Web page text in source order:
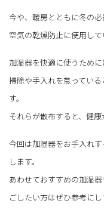
今や、暖房とともに冬の必
空気の乾燥防止に使用して
加湿器を快適に使うために
掃除や手入れを怠ってい
す。
それらが散布すると、健
今回は加湿器をお手入れ
します。
あわせておすすめの加湿
ごしたい方はぜひ参考にし